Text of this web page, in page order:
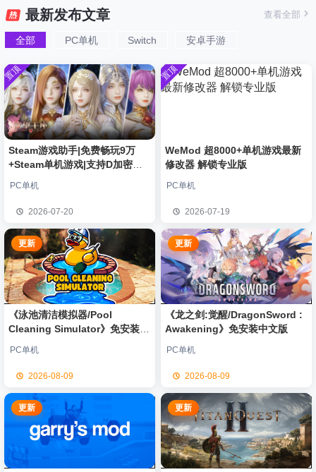
Knight》
Creed
拟机
速：地平
线
6（Forza
Horizon
6）免安装
中文版
心/Atomic
Heart》免
安装中文
n Desert
SOR）免
安装中文
版
9：安魂
）免安装
中文版
欢迎 Q*H
欢迎
e******i
欢迎m******9 加入本站
18分钟前
欢迎豆豆 加入本站
2小时前
欢迎 N**e 加入本站
2小时前
欢迎沉*****松 加入本站
欢迎兔**** 加入本站
欢迎q********6 加入本站
8月8日
大**颠 签到获取 64 点积分
8月8日
8月8日
8月7日
最新发布文章
全部 PC单机 Switch 安卓手游
查看全部
置顶
Steam游戏助手|免费畅玩9万
+Steam单机游戏|支持D加密以
PC单机
2026-07-20
置顶
WeMod 超8000+单机游戏最新
修改器 解锁专业版
PC单机
2026-07-19
更新
《泳池清洁模拟器/Pool
Cleaning Simulator》免安装中
PC单机
2026-08-09
更新
《龙之剑:觉醒/DragonSword :
Awakening》免安装中文版
PC单机
2026-08-09
更新 更新